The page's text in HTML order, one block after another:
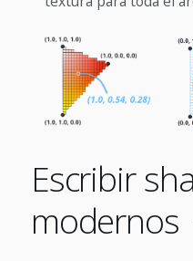
Escribir
modernos